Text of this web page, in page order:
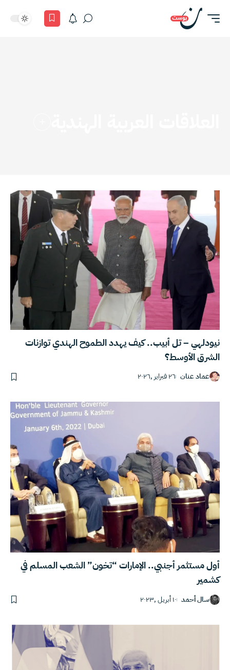
نيودلهي – تل أبيب.. كيف يهدد الطموح الهندي توازنات
الشرق الأوسط؟
عماد عنان ٢٦ فبراير ,٢٠٢٦
أول مستثمر أجنبي.. الإمارات “تخون” الشعب المسلم في
كشمير
سال أحمد ١٠ أبريل ,٢٠٢٣